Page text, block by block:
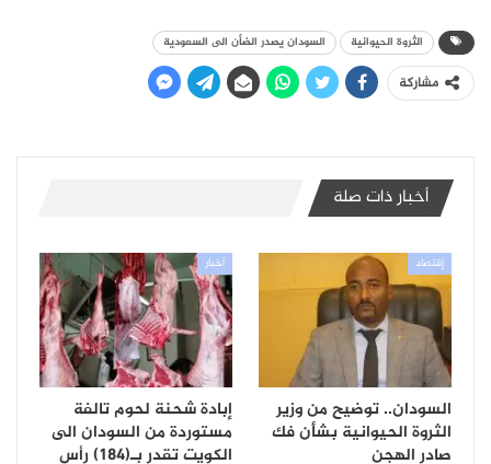
الثروة الحيوانية السودان يصدر الضأن الى السعودية
مشاركة
أخبار ذات صلة
إقتصاد
السودان.. توضيح من وزير
الثروة الحيوانية بشأن فك
صادر الهجن
أخبار
إبادة شحنة لحوم تالفة
مستوردة من السودان الى
الكويت تقدر بـ(184) رأس